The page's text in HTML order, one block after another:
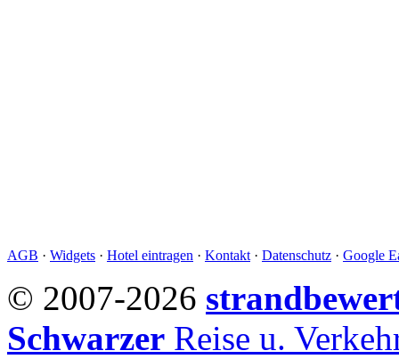
AGB · Widgets · Hotel eintragen · Kontakt · Datenschutz · Google
© 2007-2026
Schwarzer Reise u.